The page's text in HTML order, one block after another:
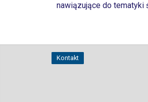
nawiązujące do tematyki
Kontakt